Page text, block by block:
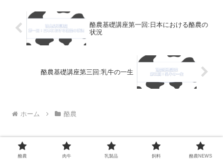
酪農基礎講座第一回:日本における酪農の
状況
酪農基礎講座第三回:乳牛の一生
ホーム 酪農
酪農 肉牛 乳製品 飼料 酪農NEWS